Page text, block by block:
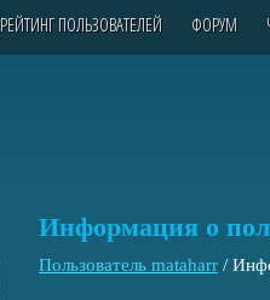
РЕЙТИНГ ПОЛЬЗОВАТЕЛЕЙ ФОРУМ
Информация о
Пользователь mataharr /